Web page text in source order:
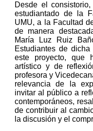
Desde el
estudiantado de la
UMU, a la Facultad
de manera
María Luz Ruiz
Estudiantes de
este proyecto, que
artístico y de
profesora y
relevancia de la
invitar al público a
contemporáneos,
de contribuir al
la discusión y el